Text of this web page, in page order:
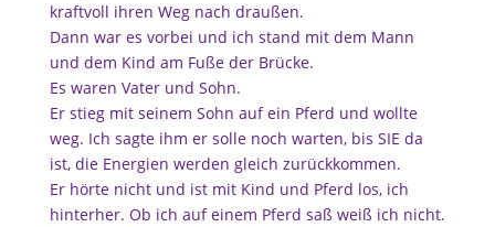
kraftvoll ihren Weg nach draußen.
Dann war es vorbei und ich stand mit dem Mann
und dem Kind am Fuße der Brücke.
Es waren Vater und Sohn.
Er stieg mit seinem Sohn auf ein Pferd und wollte
weg. Ich sagte ihm er solle noch warten, bis SIE da
ist, die Energien werden gleich zurückkommen.
Er hörte nicht und ist mit Kind und Pferd los, ich
hinterher. Ob ich auf einem Pferd saß weiß ich nicht.